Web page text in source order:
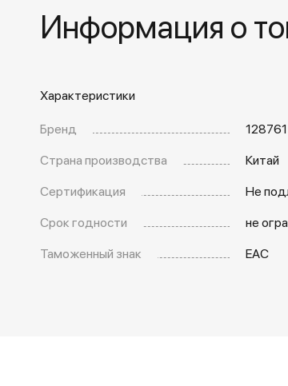
Информация о
Характеристики
Бренд
128761
Страна производства
Китай
Сертификация
Не
Срок годности
не
Таможенный знак
EAC